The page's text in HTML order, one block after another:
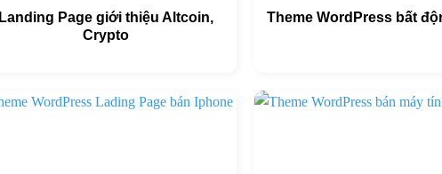
Landing Page giới thiệu Altcoin,
Crypto
Theme WordPress bất